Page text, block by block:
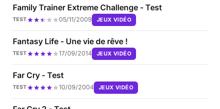
Family Trainer Extreme Challenge - Test
TEST 05/11/2009 JEUX VIDÉO
Fantasy Life - Une vie de rêve !
TEST 17/09/2014 JEUX VIDÉO
Far Cry - Test
TEST 10/09/2004 JEUX VIDÉO